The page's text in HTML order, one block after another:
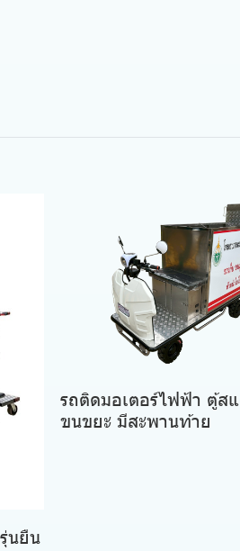
นยืน
รถติดมอเตอร์ไฟฟ้า ตู้ส
ขนขยะ มีสะพานท้าย